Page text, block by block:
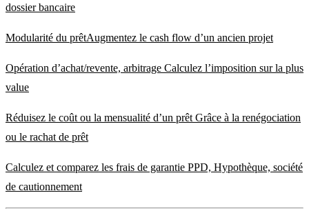
dossier bancaire
Modularité du prêtAugmentez le cash flow d’un ancien projet
Opération d’achat/revente, arbitrage Calculez l’imposition sur la plus
value
Réduisez le coût ou la mensualité d’un prêt Grâce à la renégociation
ou le rachat de prêt
Calculez et comparez les frais de garantie PPD, Hypothèque, société
de cautionnement